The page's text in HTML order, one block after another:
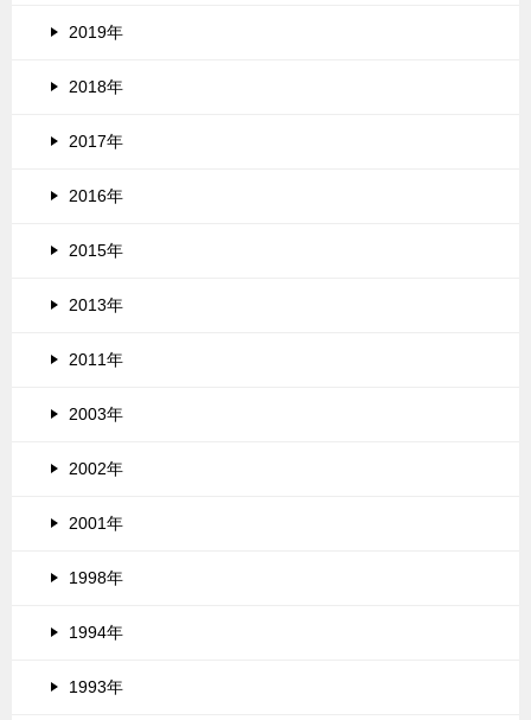
2019年
2018年
2017年
2016年
2015年
2013年
2011年
2003年
2002年
2001年
1998年
1994年
1993年